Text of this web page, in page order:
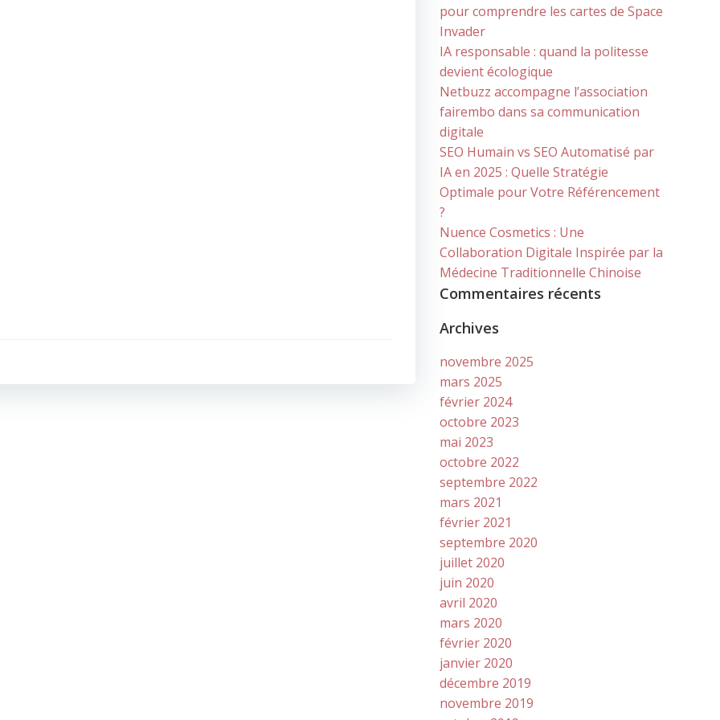
pour comprendre les cartes de Space
Invader
IA responsable : quand la politesse
devient écologique
Netbuzz accompagne l’association
fairembo dans sa communication
digitale
SEO Humain vs SEO Automatisé par
IA en 2025 : Quelle Stratégie
Optimale pour Votre Référencement
?
Nuence Cosmetics : Une
Collaboration Digitale Inspirée par la
Médecine Traditionnelle Chinoise
Commentaires récents
Archives
novembre 2025
mars 2025
février 2024
octobre 2023
mai 2023
octobre 2022
septembre 2022
mars 2021
février 2021
septembre 2020
juillet 2020
juin 2020
avril 2020
mars 2020
février 2020
janvier 2020
décembre 2019
novembre 2019